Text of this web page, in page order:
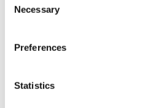
Selection
Necessary
Preferences
Statistics
Sixpack-Chirurgie Türkei
Beliebte Kliniken
Dentavivo